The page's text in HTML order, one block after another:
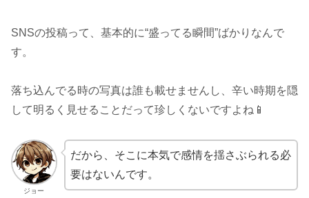
SNSの投稿って、基本的に“盛ってる瞬間”ばかりなんで
す。
落ち込んでる時の写真は誰も載せませんし、辛い時期を隠
して明るく見せることだって珍しくないですよね📱
ジョー
だから、そこに本気で感情を揺さぶられる必
要はないんです。